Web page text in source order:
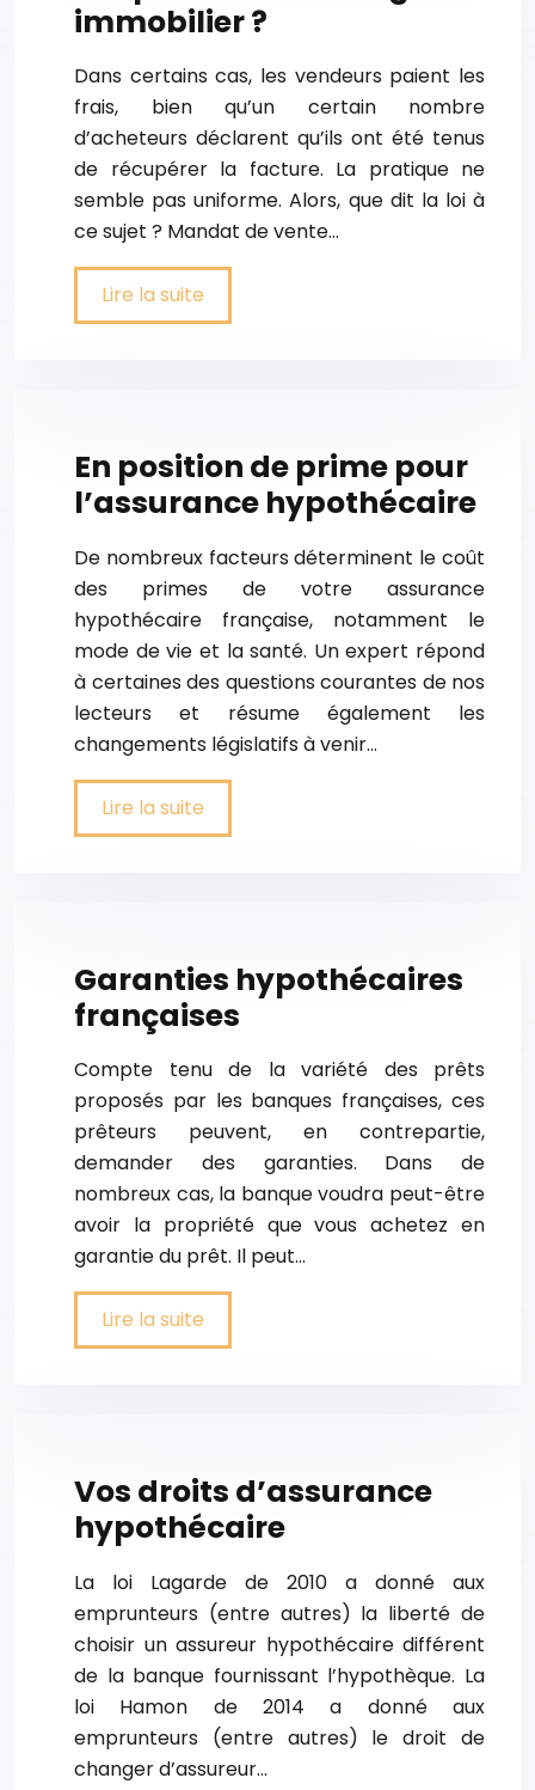
immobilier ?
Dans certains cas, les vendeurs paient les
frais, bien qu’un certain nombre
d’acheteurs déclarent qu’ils ont été tenus
de récupérer la facture. La pratique ne
semble pas uniforme. Alors, que dit la loi à
ce sujet ? Mandat de vente…
Lire la suite
En position de prime pour
l’assurance hypothécaire
De nombreux facteurs déterminent le coût
des primes de votre assurance
hypothécaire française, notamment le
mode de vie et la santé. Un expert répond
à certaines des questions courantes de nos
lecteurs et résume également les
changements législatifs à venir…
Lire la suite
Garanties hypothécaires
françaises
Compte tenu de la variété des prêts
proposés par les banques françaises, ces
prêteurs peuvent, en contrepartie,
demander des garanties. Dans de
nombreux cas, la banque voudra peut-être
avoir la propriété que vous achetez en
garantie du prêt. Il peut…
Lire la suite
Vos droits d’assurance
hypothécaire
La loi Lagarde de 2010 a donné aux
emprunteurs (entre autres) la liberté de
choisir un assureur hypothécaire différent
de la banque fournissant l’hypothèque. La
loi Hamon de 2014 a donné aux
emprunteurs (entre autres) le droit de
changer d’assureur…